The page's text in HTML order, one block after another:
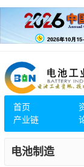
首页
产业链
电池制造